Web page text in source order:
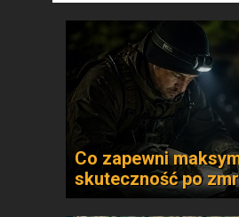
Co zapewni
skuteczność po